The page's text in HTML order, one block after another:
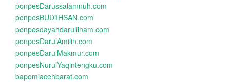
ponpesDarussalamnuh.com
ponpesBUDiIHSAN.com
ponpesdayahdarulilham.com
ponpesDarulAmilin.com
ponpesDarulMakmur.com
ponpesNurulYaqintengku.com
bapomiacehbarat.com